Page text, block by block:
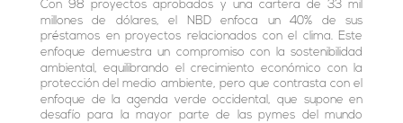
Con 98 proyectos aprobados y una cartera de 33 mil
millones de dólares, el NBD enfoca un 40% de sus
préstamos en proyectos relacionados con el clima. Este
enfoque demuestra un compromiso con la sostenibilidad
ambiental, equilibrando el crecimiento económico con la
protección del medio ambiente, pero que contrasta con el
enfoque de la agenda verde occidental, que supone en
desafío para la mayor parte de las pymes del mundo